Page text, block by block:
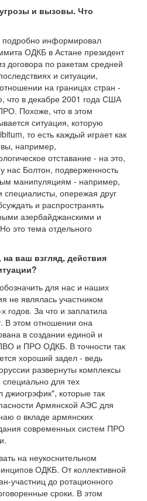
и вызовы. Что
подробно информировал
ОДКБ в Астане президент
по ракетам средней
и ситуации,
на границах стран -
что в декабре 2001 года США
Похоже, что в этом
ситуация, которую
то есть каждый играет как
например,
отставание - на это,
нас Болтон, подверженность
манипуляциям - например,
специалисты, опережая друг
и распространять
азербайджанскими и
это тема отдельного
ваш взгляд, действия
для нас и наших
не являлась участником
годов. За что и заплатила
В этом отношении она
в создании единой и
и ПРО ОДКБ. В точности так
хороший задел - ведь
развернуты комплексы
для тех
которые так
Армянской АЭС для
о вкладе армянских
современных систем ПРО
на неукоснительном
ОДКБ. От коллективной
участниц до ротационного
сроки. В этом